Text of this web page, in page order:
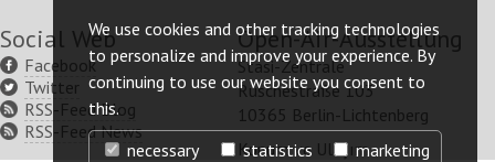
We use cookies and other tracking technologies
to personalize and improve your experience. By
continuing to use our website you consent to
this.
necessary
statistics marketing
Social Web
Facebook
Twitter
RSS-Feed Blog
RSS-Feed News
Open-Air-Ausstellung
Stasi-Zentrale
Ruschestraße 103
10365 Berlin-Lichtenberg
Konum ve Ulaşım